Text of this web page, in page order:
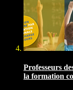
Professeurs
la formation